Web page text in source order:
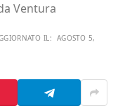
Ventura
IL: AGOSTO 5,